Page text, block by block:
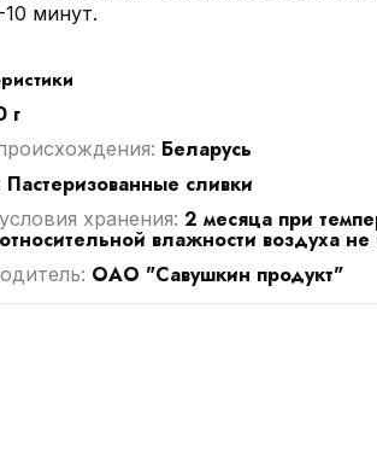
10 минут.
г
Беларусь
Пастеризованные сливки
хранения: 2 месяца при
влажности воздуха
ОАО "Савушкин продукт"